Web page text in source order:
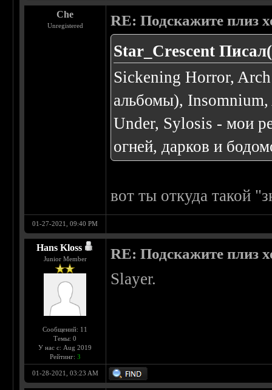
Che
Unregistered RE: Подскажите плиз
Star_Crescent
Sickening Horror,
альбомы),
Under, Sylosis - мои
огней, дарков и
вот ты откуда такой
01-27-2021, 09:40 PM
Hans Kloss
Junior Member
Сообщений: 11
Темы: 0
У нас с: Aug 2019
Рейтинг: 3
RE: Подскажите плиз
Slayer.
01-28-2021, 03:23 AM